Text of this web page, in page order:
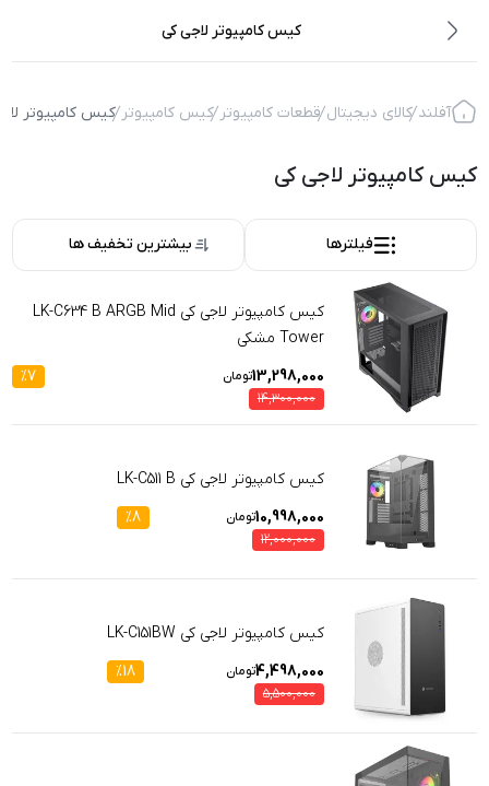
کیس کامپیوتر لاجی کی
آفلند کالای دیجیتال قطعات کامپیوتر کیس کامپیوتر کیس کامپیوتر
کیس کامپیوتر لاجی کی
فیلترها بیشترین تخفیف ها
کیس کامپیوتر لاجی کی LK-C634 B ARGB Mid
Tower مشکی
13,298,000تومان 7
%
14,300,000
کیس کامپیوتر لاجی کی LK-C511 B
10,998,000تومان 8
%
12,000,000
کیس کامپیوتر لاجی کی LK-C151BW
4,498,000تومان 18
%
5,500,000